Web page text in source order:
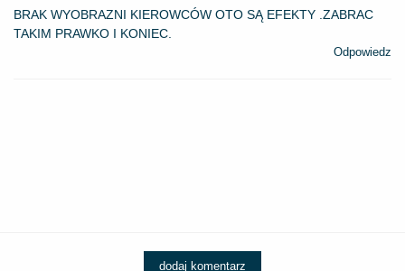
BRAK WYOBRAZNI KIEROWCÓW OTO SĄ EFEKTY .ZABRAC
TAKIM PRAWKO I KONIEC.
Odpowiedz
dodaj komentarz